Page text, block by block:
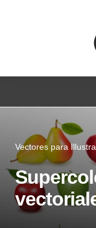
Vectores para